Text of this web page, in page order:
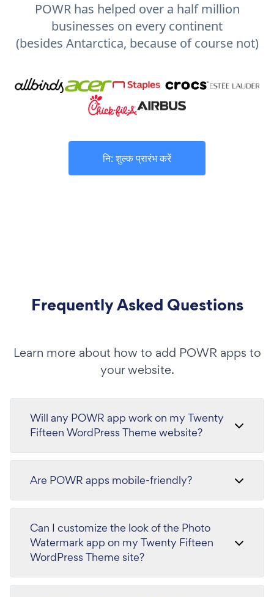
POWR has helped over a half million
businesses on every continent
(besides Antarctica, because of course not)
नि: शुल्क प्रारंभ करें
Frequently Asked Questions
Learn more about how to add POWR apps to
your website.
Will any POWR app work on my Twenty
Fifteen WordPress Theme website?
Are POWR apps mobile-friendly?
Can I customize the look of the Photo
Watermark app on my Twenty Fifteen
WordPress Theme site?